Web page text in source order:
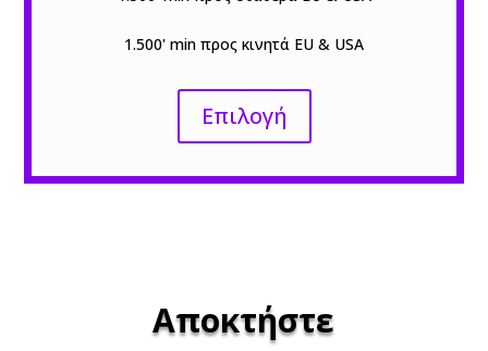
1.500' min προς κινητά EU & USA
Επιλογή
Αποκτήστε